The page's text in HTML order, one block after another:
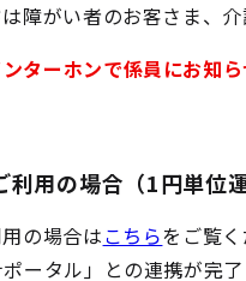
障がい者のお客さま、
ターホンで係員にお知ら
用の場合（1円単位運
の場合はこちらをご覧
ータル」との連携が完